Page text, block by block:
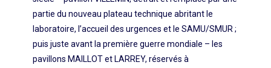
partie du nouveau plateau technique abritant le
laboratoire, l’accueil des urgences et le SAMU/SMUR ;
puis juste avant la première guerre mondiale – les
pavillons MAILLOT et LARREY, réservés à